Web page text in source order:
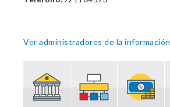
Ver administradores de la información